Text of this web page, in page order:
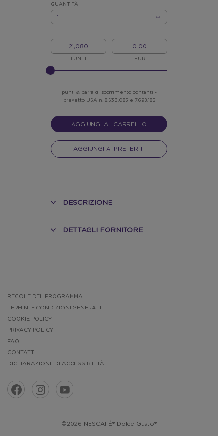
*QUANTITÀ
I
PUNTI
IL
CREDITO
EUR
INSERISCI
NELLO
punti & barra di scorrimento contanti -
brevetto USA n. 8.533.083 e 7.698.185
AGGIUNGI AL CARRELLO
AGGIUNGI AI PREFERITI
DESCRIZIONE
DETTAGLI FORNITORE
REGOLE DEL PROGRAMMA
TERMINI E CONDIZIONI GENERALI
COOKIE POLICY
PRIVACY POLICY
FAQ
CONTATTI
DICHIARAZIONE DI ACCESSIBILITÀ
©2026 NESCAFÉ® Dolce Gusto®